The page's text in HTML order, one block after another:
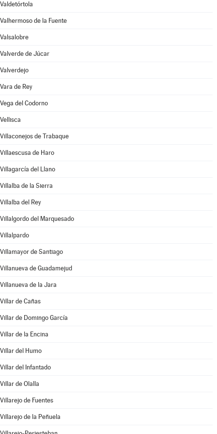
Valdetórtola
Valhermoso de la Fuente
Valsalobre
Valverde de Júcar
Valverdejo
Vara de Rey
Vega del Codorno
Vellisca
Villaconejos de Trabaque
Villaescusa de Haro
Villagarcía del Llano
Villalba de la Sierra
Villalba del Rey
Villalgordo del Marquesado
Villalpardo
Villamayor de Santiago
Villanueva de Guadamejud
Villanueva de la Jara
Villar de Cañas
Villar de Domingo García
Villar de la Encina
Villar del Humo
Villar del Infantado
Villar de Olalla
Villarejo de Fuentes
Villarejo de la Peñuela